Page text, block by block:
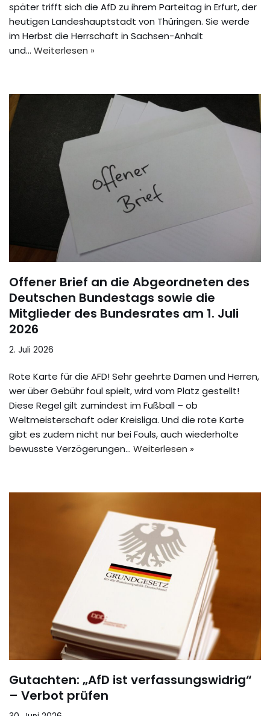
später trifft sich die AfD zu ihrem Parteitag in Erfurt, der
heutigen Landeshauptstadt von Thüringen. Sie werde
im Herbst die Herrschaft in Sachsen-Anhalt
und… Weiterlesen »
Offener Brief an die Abgeordneten des
Deutschen Bundestags sowie die
Mitglieder des Bundesrates am 1. Juli
2026
2. Juli 2026
Rote Karte für die AFD! Sehr geehrte Damen und Herren,
wer über Gebühr foul spielt, wird vom Platz gestellt!
Diese Regel gilt zumindest im Fußball – ob
Weltmeisterschaft oder Kreisliga. Und die rote Karte
gibt es zudem nicht nur bei Fouls, auch wiederholte
bewusste Verzögerungen… Weiterlesen »
Gutachten: „AfD ist verfassungswidrig“
– Verbot prüfen